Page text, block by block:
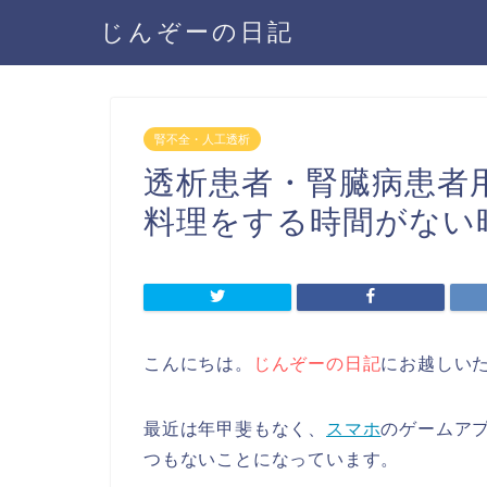
じんぞーの日記
腎不全・人工透析
透析患者・腎臓病患者
料理をする時間がな
こんにちは。 じんぞーの日記にお越しい
最近は年甲斐もなく、 スマホのゲームア
つもないことになっています。